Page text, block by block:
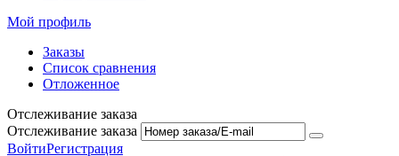
Мой профиль
Заказы
Список сравнения
Отложенное
Отслеживание заказа
Отслеживание заказа
ВойтиРегистрация